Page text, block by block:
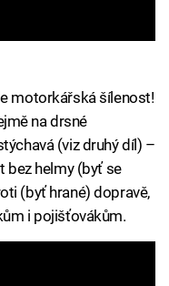
motorkářská šílenost!
na drsné
(viz druhý díl) –
bez helmy (byť se
(byť hrané) dopravě,
i pojišťovákům.